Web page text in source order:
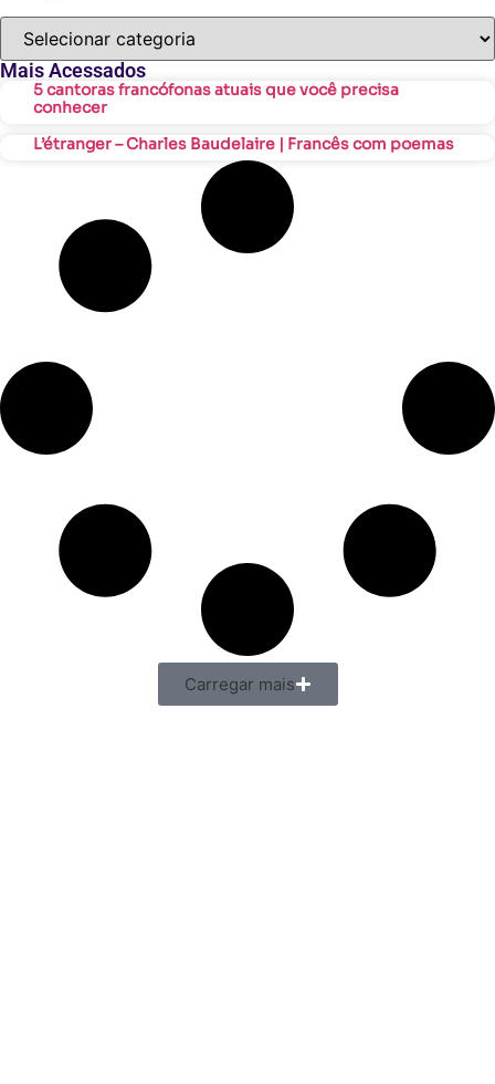
Mais Acessados
5 cantoras francófonas atuais que você precisa
conhecer
L’étranger – Charles Baudelaire | Francês com poemas
Carregar mais